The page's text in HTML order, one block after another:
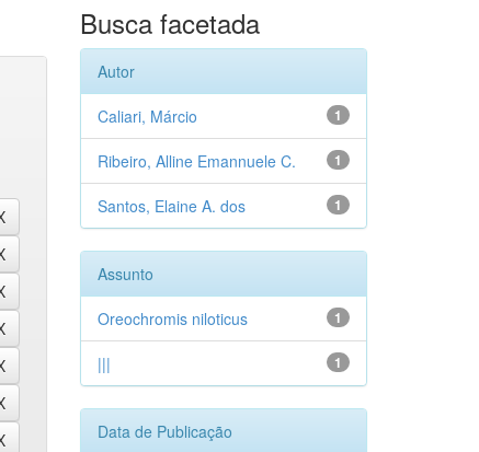
Busca facetada
Autor
1
Caliari, Márcio
1
Ribeiro, Alline Emannuele C.
1
Santos, Elaine A. dos
Assunto
1
Oreochromis niloticus
1
|||
Data de Publicação